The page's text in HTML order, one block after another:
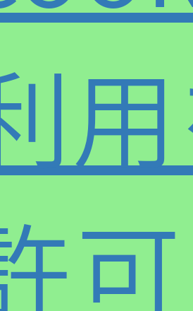
筆者紹介
小さい頃か
に囲まれ
モダンジ
属。学生時
寄稿。ト
CD、LPのライナー
「JAZZ JAPAN」「STEREO」
執筆。ビッグバンド
奏者として参加。ミュージック
ャパン理事。